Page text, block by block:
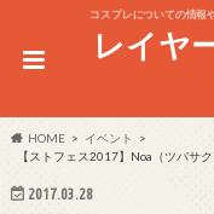
コスプレについての情報
レイヤ
HOME
イベント
【ストフェス2017】Noa（ツバサ
2017.03.28